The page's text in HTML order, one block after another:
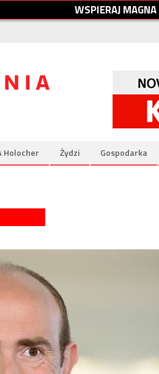
WSPIERAJMAGNA
Holocher Żydzi Gospodarka